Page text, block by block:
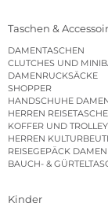
Taschen &
DAMENTASCHEN
CLUTCHES UND
DAMENRUCKSÄCKE
SHOPPER
HANDSCHUHE
HERREN
KOFFER UND
HERREN
REISEGEPÄCK DAMEN
BAUCH- &
Kinder